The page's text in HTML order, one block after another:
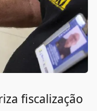
fiscalização